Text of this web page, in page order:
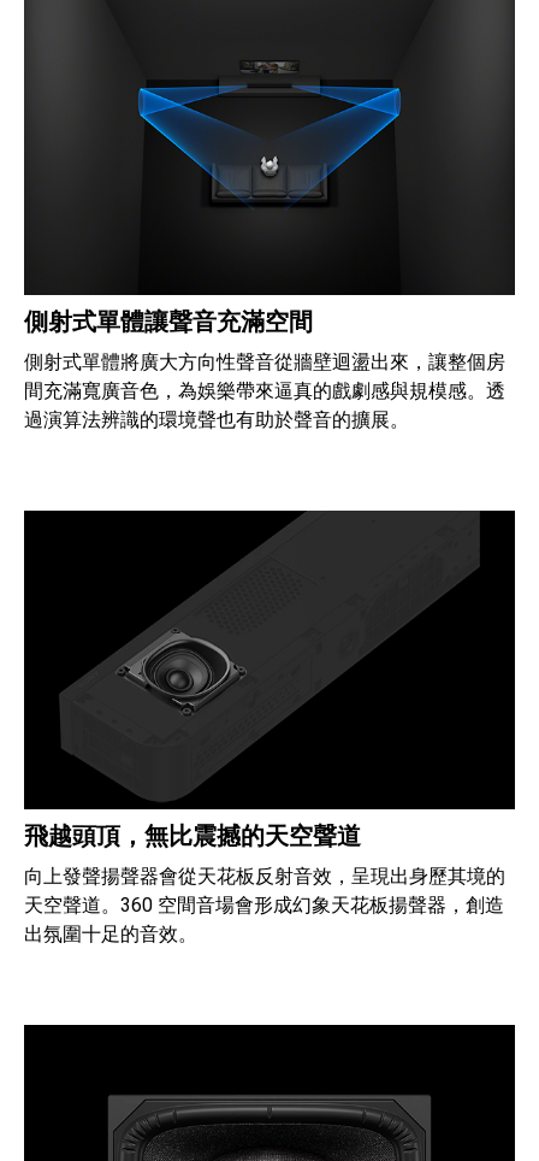
側射式單體讓聲音充滿空間
側射式單體將廣大方向性聲音從牆壁迴盪出來，讓整個房
間充滿寬廣音色，為娛樂帶來逼真的戲劇感與規模感。透
過演算法辨識的環境聲也有助於聲音的擴展。
飛越頭頂，無比震撼的天空聲道
向上發聲揚聲器會從天花板反射音效，呈現出身歷其境的
天空聲道。360 空間音場會形成幻象天花板揚聲器，創造
出氛圍十足的音效。